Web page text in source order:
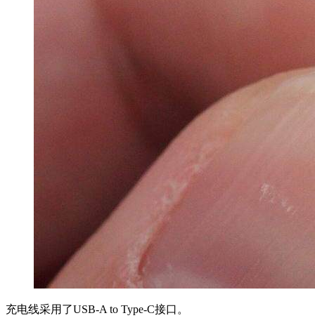
充电线采用了USB-A to Type-C接口。